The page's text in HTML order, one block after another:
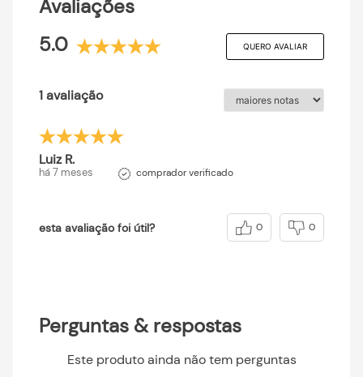
Avaliações
5.0
QUERO AVALIAR
1 avaliação
Luiz R.
há 7 meses comprador verificado
esta avaliação foi útil? 0 0
Perguntas & respostas
Este produto ainda não tem perguntas